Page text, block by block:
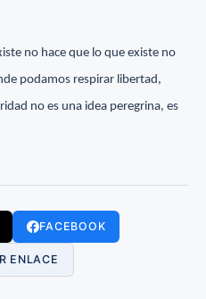
no hace que lo que existe no
podamos respirar libertad,
no es una idea peregrina, es
FACEBOOK
ENLACE